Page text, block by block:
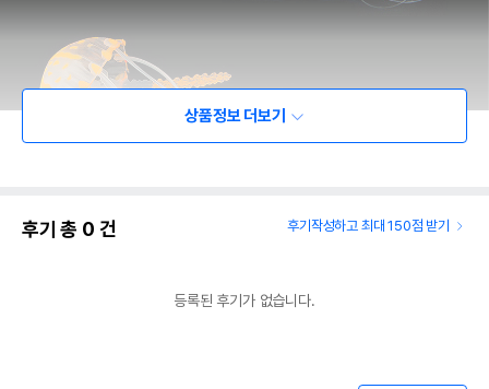
상품정보 더보기
후기 총 0 건 후기작성하고 최대 150점 받기
등록된 후기가 없습니다.